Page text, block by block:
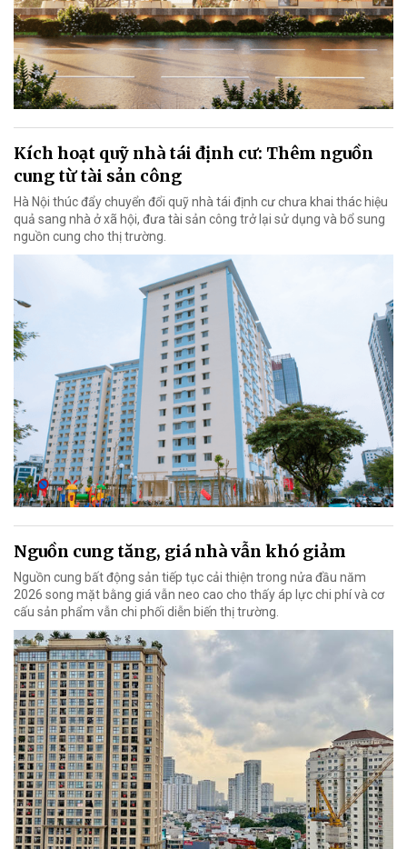
Kích hoạt quỹ nhà tái định cư: Thêm nguồn
cung từ tài sản công
Hà Nội thúc đẩy chuyển đổi quỹ nhà tái định cư chưa khai thác hiệu
quả sang nhà ở xã hội, đưa tài sản công trở lại sử dụng và bổ sung
nguồn cung cho thị trường.
Nguồn cung tăng, giá nhà vẫn khó giảm
Nguồn cung bất động sản tiếp tục cải thiện trong nửa đầu năm
2026 song mặt bằng giá vẫn neo cao cho thấy áp lực chi phí và cơ
cấu sản phẩm vẫn chi phối diễn biến thị trường.